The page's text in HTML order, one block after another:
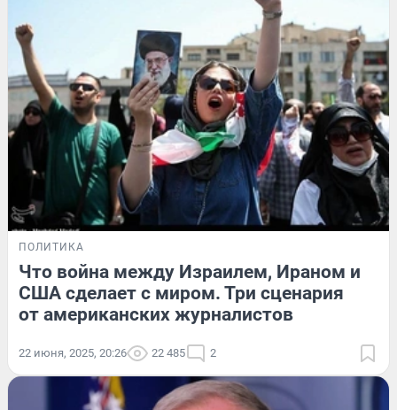
ПОЛИТИКА
Что война между Израилем, Ираном и
США сделает с миром. Три сценария
от американских журналистов
22 июня, 2025, 20:26 22 485 2